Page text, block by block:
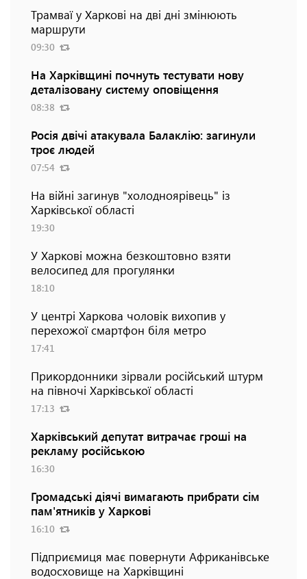
Трамваї у Харкові на дві дні змінюють
маршрути
09:30
На Харківщині почнуть тестувати нову
деталізовану систему оповіщення
08:38
Росія двічі атакувала Балаклію: загинули
троє людей
07:54
На війні загинув "холодноярівець" із
Харківської області
19:30
У Харкові можна безкоштовно взяти
велосипед для прогулянки
18:10
У центрі Харкова чоловік вихопив у
перехожої смартфон біля метро
17:41
Прикордонники зірвали російський штурм
на півночі Харківської області
17:13
Харківський депутат витрачає гроші на
рекламу російською
16:30
Громадські діячі вимагають прибрати сім
пам'ятників у Харкові
16:10
Підприємиця має повернути Африканівське
водосховище на Харківщині